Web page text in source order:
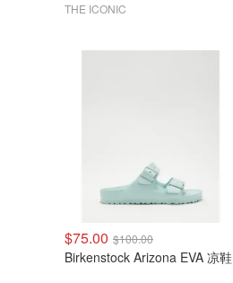
THE ICONIC
$75.00 $100.00
Birkenstock Arizona EVA 凉鞋